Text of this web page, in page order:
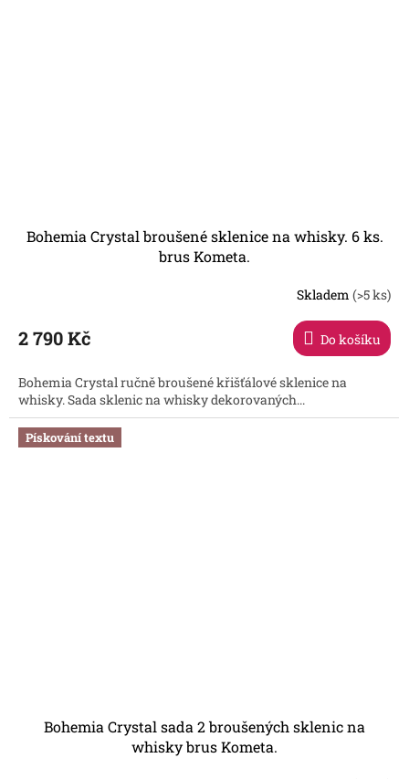
Bohemia Crystal broušené sklenice na whisky. 6 ks.
brus Kometa.
produktu
je
z
5
hvězdiček.
Skladem(>5 ks)
2 790 Kč Do košíku
Bohemia Crystal ručně broušené křišťálové sklenice na
whisky. Sada sklenic na whisky dekorovaných...
Pískování textu
Bohemia Crystal sada 2 broušených sklenic na
whisky brus Kometa.